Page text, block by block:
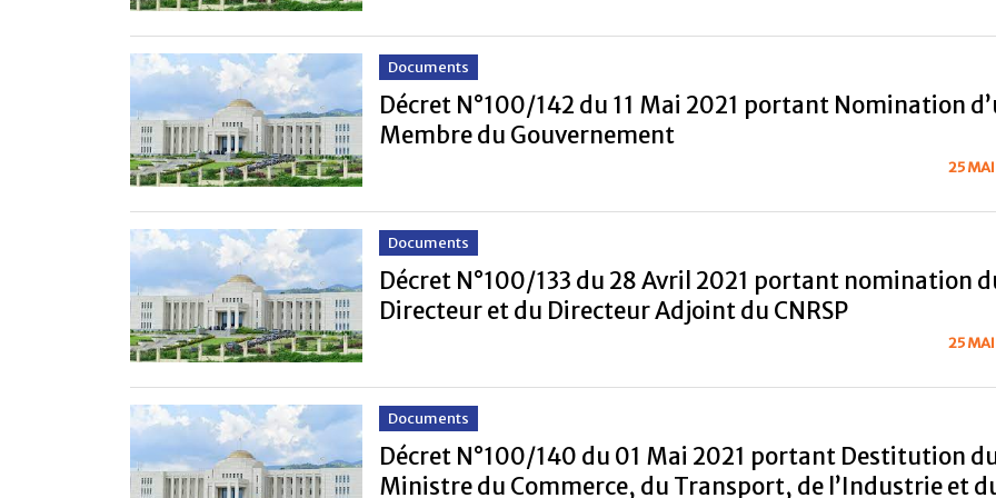
Documents
Décret N°100/142 du 11 Mai 2021 portant Nomination
Membre du Gouvernement
25
Documents
Décret N°100/133 du 28 Avril 2021 portant nomination
Directeur et du Directeur Adjoint du CNRSP
25
Documents
Décret N°100/140 du 01 Mai 2021 portant Destitution
Ministre du Commerce, du Transport, de l’Industrie et